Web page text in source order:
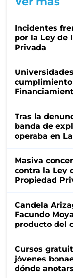
Incidentes
por la Ley de
Privada
cumplimiento
Tras la
banda de
operaba en
Masiva
contra la Ley
Propiedad
Candela
Facundo
producto del
Cursos
jóvenes
dónde